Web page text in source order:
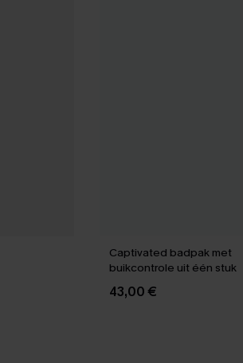
Captivated badpak met
buikcontrole uit één stuk
43,00 €